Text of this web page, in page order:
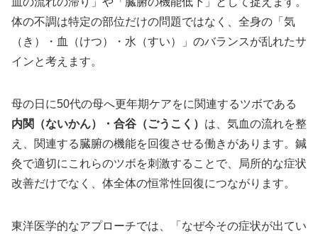
体の不調は特定の部位だけの問題ではなく、全身の「気
（き）・血（けつ）・水（すい）」のバランスが乱れたサ
インと考えます。
母の日に50代の母へ更年期ケアをに関連するツボである
内関（ないかん）・合谷（ごうこく） は、気血の流れを整
え、関連する臓腑の機能を回復させる働きがあります。鍼
灸で適切にこれらのツボを刺激することで、局所的な症状
改善だけでなく、体全体の恒常性回復につながります。
東洋医学的なアプローチでは、「なぜ今その症状が出てい